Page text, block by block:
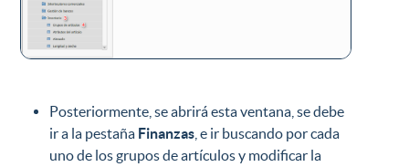
Posteriormente, se abrirá esta ventana, se debe
ir a la pestaña Finanzas , e ir buscando por cada
uno de los grupos de artículos y modificar la